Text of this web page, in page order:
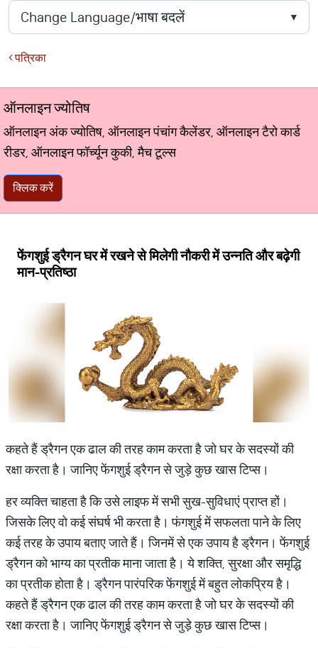
पत्रिका
ऑनलाइन ज्योतिष
ऑनलाइन अंक ज्योतिष, ऑनलाइन पंचांग कैलेंडर, ऑनलाइन टैरो कार्ड
रीडर, ऑनलाइन फॉर्च्यून कुकी, मैच टूल्स
क्लिक करें
फेंगशुई ड्रैगन घर में रखने से मिलेगी नौकरी में उन्नति और बढ़ेगी
मान-प्रतिष्ठा
कहते हैं ड्रैगन एक ढाल की तरह काम करता है जो घर के सदस्यों की
रक्षा करता है। जानिए फेंगशुई ड्रैगन से जुड़े कुछ खास टिप्स।
हर व्यक्ति चाहता है कि उसे लाइफ में सभी सुख-सुविधाएं प्राप्त हों।
जिसके लिए वो कई संघर्ष भी करता है। फंगशुई में सफलता पाने के लिए
कई तरह के उपाय बताए जाते हैं। जिनमें से एक उपाय है ड्रैगन। फेंगशुई
ड्रैगन को भाग्य का प्रतीक माना जाता है। ये शक्ति, सुरक्षा और समृद्धि
का प्रतीक होता है। ड्रैगन पारंपरिक फेंगशुई में बहुत लोकप्रिय है।
कहते हैं ड्रैगन एक ढाल की तरह काम करता है जो घर के सदस्यों की
रक्षा करता है। जानिए फेंगशुई ड्रैगन से जुड़े कुछ खास टिप्स।